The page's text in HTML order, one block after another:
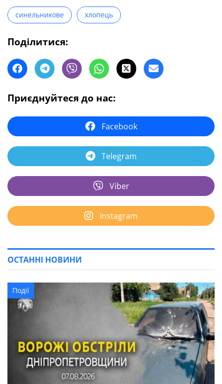
синельникове хлопець
Поділитися:
Приєднуйтеся до нас:
Facebook
Telegram
Viber
Instagram
ОСТАННІ НОВИНИ
Події